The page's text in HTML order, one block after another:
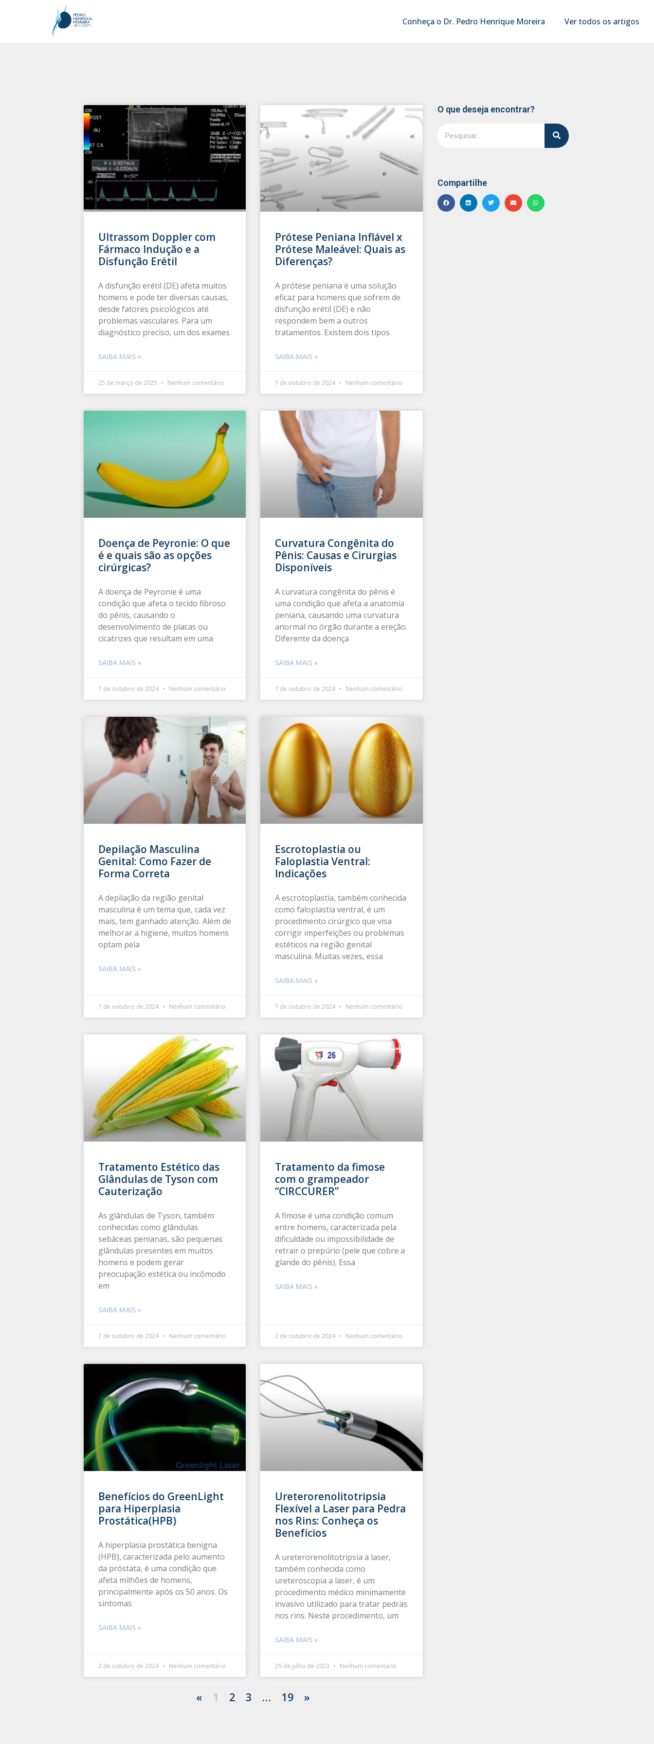
Conheça o Dr. Pedro Henrique Moreira Ver todos os artigos
Ultrassom Doppler com
Fármaco Indução e a
Disfunção Erétil
A disfunção erétil (DE) afeta muitos
homens e pode ter diversas causas,
desde fatores psicológicos até
problemas vasculares. Para um
diagnóstico preciso, um dos exames
SAIBA MAIS »
25 de março de 2025 Nenhum comentário
Prótese Peniana Inflável x
Prótese Maleável: Quais as
Diferenças?
A prótese peniana é uma solução
eficaz para homens que sofrem de
disfunção erétil (DE) e não
respondem bem a outros
tratamentos. Existem dois tipos
SAIBA MAIS »
7 de outubro de 2024 Nenhum comentário
Doença de Peyronie: O que
é e quais são as opções
cirúrgicas?
A doença de Peyronie é uma
condição que afeta o tecido fibroso
do pênis, causando o
desenvolvimento de placas ou
cicatrizes que resultam em uma
SAIBA MAIS »
7 de outubro de 2024 Nenhum comentário
Curvatura Congênita do
Pênis: Causas e Cirurgias
Disponíveis
A curvatura congênita do pênis é
uma condição que afeta a anatomia
peniana, causando uma curvatura
anormal no órgão durante a ereção.
Diferente da doença
SAIBA MAIS »
7 de outubro de 2024 Nenhum comentário
Depilação Masculina
Genital: Como Fazer de
Forma Correta
A depilação da região genital
masculina é um tema que, cada vez
mais, tem ganhado atenção. Além de
melhorar a higiene, muitos homens
optam pela
SAIBA MAIS »
7 de outubro de 2024 Nenhum comentário
Escrotoplastia ou
Faloplastia Ventral:
Indicações
A escrotoplastia, também conhecida
como faloplastia ventral, é um
procedimento cirúrgico que visa
corrigir imperfeições ou problemas
estéticos na região genital
masculina. Muitas vezes, essa
SAIBA MAIS »
7 de outubro de 2024 Nenhum comentário
Tratamento Estético das
Glândulas de Tyson com
Cauterização
As glândulas de Tyson, também
conhecidas como glândulas
sebáceas penianas, são pequenas
glândulas presentes em muitos
homens e podem gerar
preocupação estética ou incômodo
em
SAIBA MAIS »
7 de outubro de 2024 Nenhum comentário
Tratamento da fimose
com o grampeador
“CIRCCURER”
A fimose é uma condição comum
entre homens, caracterizada pela
dificuldade ou impossibilidade de
retrair o prepúrio (pele que cobre a
glande do pênis). Essa
SAIBA MAIS »
2 de outubro de 2024 Nenhum comentário
Benefícios do GreenLight
para Hiperplasia
Prostática(HPB)
A hiperplasia prostática benigna
(HPB), caracterizada pelo aumento
da próstata, é uma condição que
afeta milhões de homens,
principalmente após os 50 anos. Os
sintomas
SAIBA MAIS »
2 de outubro de 2024 Nenhum comentário
Ureterorenolitotripsia
Flexível a Laser para Pedra
nos Rins: Conheça os
Benefícios
A ureterorenolitotripsia a laser,
também conhecida como
ureteroscopia a laser, é um
procedimento médico minimamente
invasivo utilizado para tratar pedras
nos rins. Neste procedimento, um
SAIBA MAIS »
29 de julho de 2023 Nenhum comentário
« 1 2 3 … 19 »
O que deseja encontrar?
Compartilhe